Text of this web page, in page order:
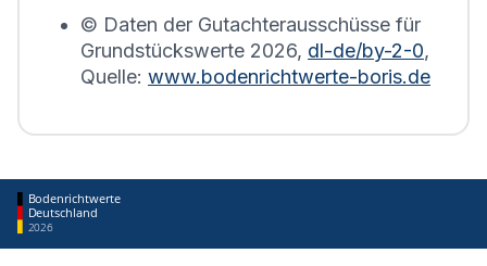
© Daten der Gutachterausschüsse für
Grundstückswerte 2026, dl-de/by-2-0,
Quelle: www.bodenrichtwerte-boris.de
Bodenrichtwerte
Deutschland
2026